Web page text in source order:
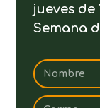
jueves de
Semana